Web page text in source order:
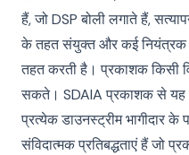
हैं, जो DSP बोली लगाते हैं,
के तहत संयुक्त और कई नियंत्रक
तहत करती है। प्रकाशक किसी
सकते। SDAIA प्रकाशक से यह
प्रत्येक डाउनस्ट्रीम भागीदार
संविदात्मक प्रतिबद्धताएं हैं जो